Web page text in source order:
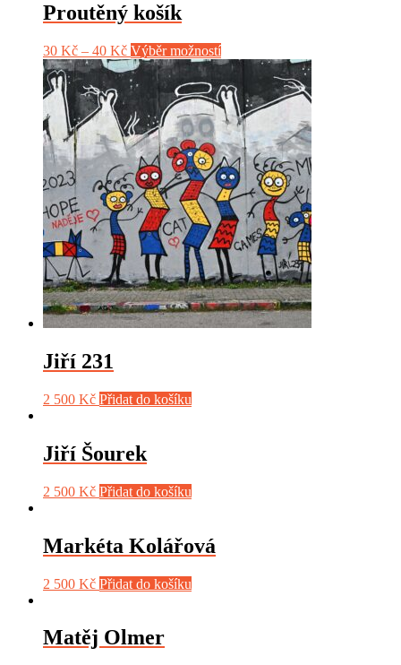
Proutěný košík
30 Kč – 40 Kč Výběr možností
Jiří 231
2 500 Kč Přidat do košíku
Jiří Šourek
2 500 Kč Přidat do košíku
Markéta Kolářová
2 500 Kč Přidat do košíku
Matěj Olmer